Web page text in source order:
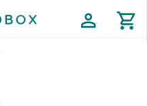
profile shopping_cart